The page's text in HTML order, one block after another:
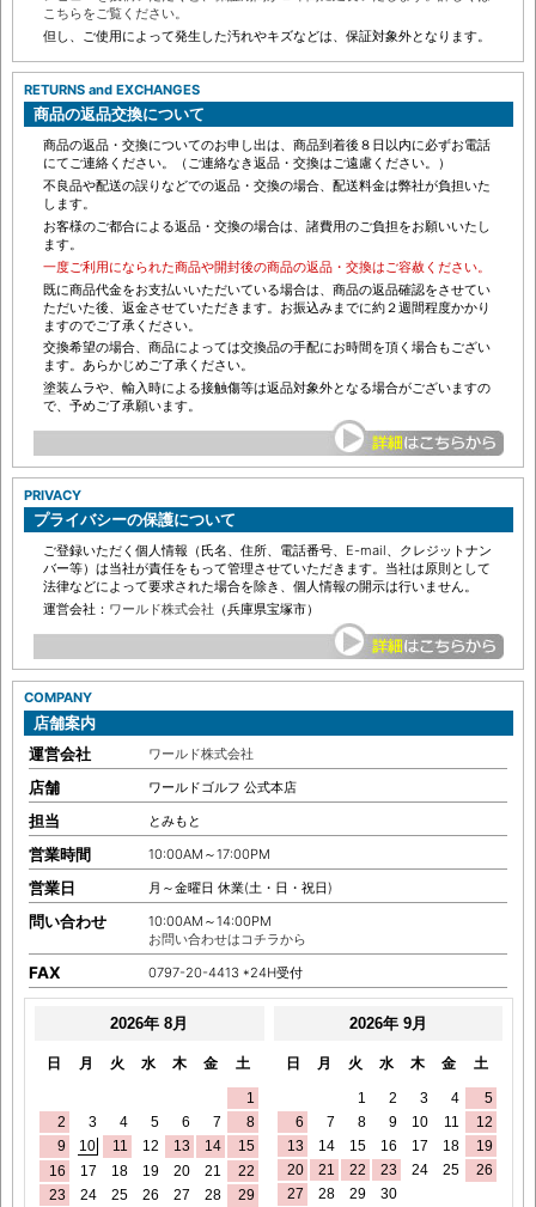
こちらをご覧ください。
但し、ご使用によって発生した汚れやキズなどは、保証対象外となります。
RETURNS and EXCHANGES
商品の返品交換について
商品の返品・交換についてのお申し出は、商品到着後８日以内に必ずお電話
にてご連絡ください。（ご連絡なき返品・交換はご遠慮ください。）
不良品や配送の誤りなどでの返品・交換の場合、配送料金は弊社が負担いた
します。
お客様のご都合による返品・交換の場合は、諸費用のご負担をお願いいたし
ます。
一度ご利用になられた商品や開封後の商品の返品・交換はご容赦ください。
既に商品代金をお支払いいただいている場合は、商品の返品確認をさせてい
ただいた後、返金させていただきます。お振込みまでに約２週間程度かかり
ますのでご了承ください。
交換希望の場合、商品によっては交換品の手配にお時間を頂く場合もござい
ます。あらかじめご了承ください。
塗装ムラや、輸入時による接触傷等は返品対象外となる場合がございますの
で、予めご了承願います。
PRIVACY
プライバシーの保護について
ご登録いただく個人情報（氏名、住所、電話番号、E-mail、クレジットナン
バー等）は当社が責任をもって管理させていただきます。当社は原則として
法律などによって要求された場合を除き、個人情報の開示は行いません。
運営会社： ワールド株式会社 （兵庫県宝塚市）
COMPANY
店舗案内
運営会社
ワールド株式会社
店舗 ワールドゴルフ 公式本店
担当 とみもと
営業時間 10:00AM～17:00PM
営業日 月～金曜日 休業(土・日・祝日)
問い合わせ
10:00AM～14:00PM
お問い合わせはコチラから
FAX 0797-20-4413 *24H受付